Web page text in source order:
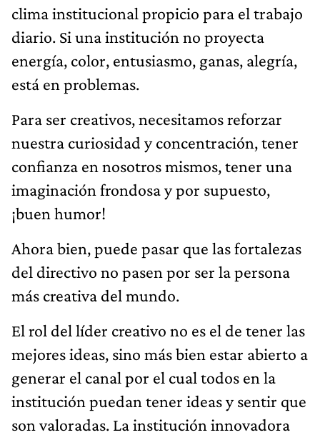
clima institucional propicio para el trabajo
diario. Si una institución no proyecta
energía, color, entusiasmo, ganas, alegría,
está en problemas.
Para ser creativos, necesitamos reforzar
nuestra curiosidad y concentración, tener
confianza en nosotros mismos, tener una
imaginación frondosa y por supuesto,
¡buen humor!
Ahora bien, puede pasar que las fortalezas
del directivo no pasen por ser la persona
más creativa del mundo.
El rol del líder creativo no es el de tener las
mejores ideas, sino más bien estar abierto a
generar el canal por el cual todos en la
institución puedan tener ideas y sentir que
son valoradas. La institución innovadora